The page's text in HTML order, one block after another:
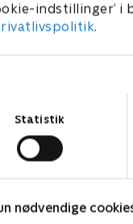
indstillinger’ i
.
Statistik
nødvendige
morgen Danmark'
i, hvad der rører
kun relevante
begivenheder,
morgen Danmark'